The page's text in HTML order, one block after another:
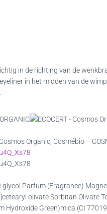
in de richting van de
in het midden van de
Organic, Cosmébio –
Parfum (Fragrance)
olivate Sorbitan Olivate
Hydroxide Green)mica (CI